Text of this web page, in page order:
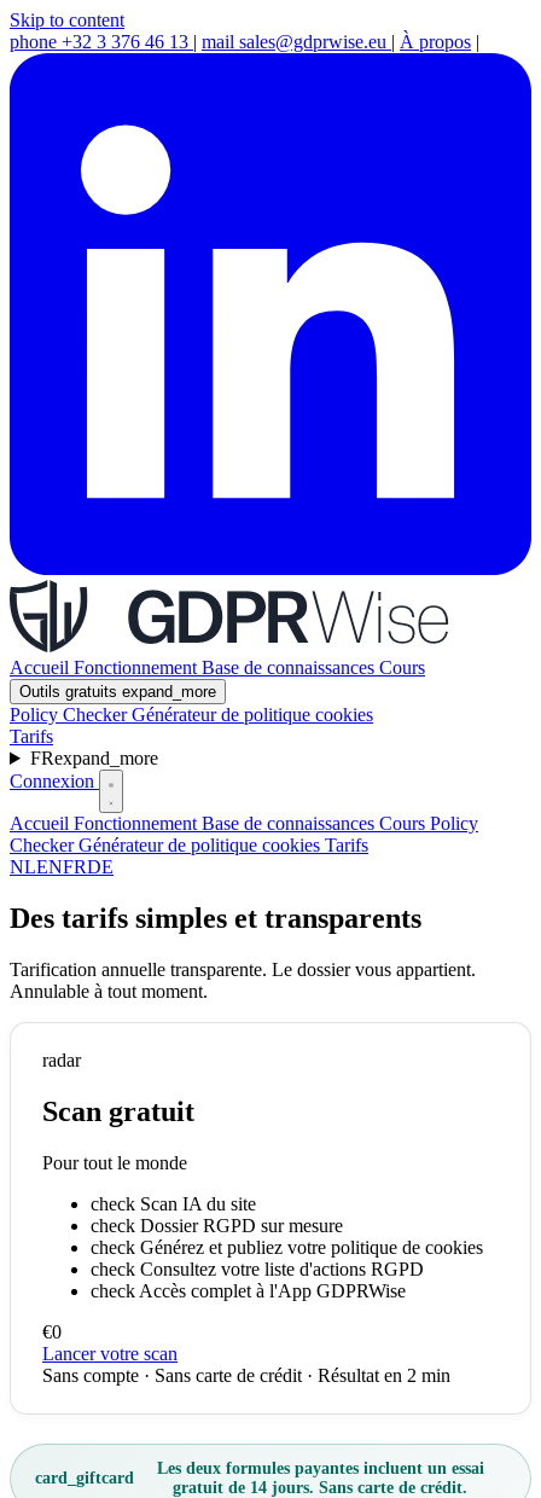
Skip to content
phone +32 3 376 46 13 | mail sales@gdprwise.eu | À propos |
Accueil Fonctionnement Base de connaissances Cours
Outils gratuits expand_more
Policy CheckerGénérateur de politique cookies
Tarifs
FRexpand_more
Connexion
Accueil Fonctionnement Base de connaissances Cours Policy
CheckerGénérateur de politique cookies Tarifs
NLENFRDE
Des tarifs simples et transparents
Tarification annuelle transparente. Le dossier vous appartient.
Annulable à tout moment.
radar
Scan gratuit
Pour tout le monde
check Scan IA du site
check Dossier RGPD sur mesure
check Générez et publiez votre politique de cookies
check Consultez votre liste d'actions RGPD
check Accès complet à l'App GDPRWise
€0
Lancer votre scan
Sans compte · Sans carte de crédit · Résultat en 2 min
card_giftcard
Les deux formules payantes incluent un essai
gratuit de 14 jours. Sans carte de crédit.